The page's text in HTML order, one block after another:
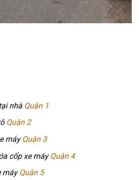
nhà Quận 1
Quận 2
máy Quận 3
cốp xe máy Quận 4
máy Quận 5